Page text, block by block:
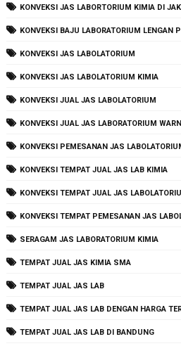
KONVEKSI JAS LABORTORIUM KIMIA DI
KONVEKSI BAJU LABORATORIUM LENGAN
KONVEKSI JAS LABOLATORIUM
KONVEKSI JAS LABOLATORIUM KIMIA
KONVEKSI JUAL JAS LABOLATORIUM
KONVEKSI JUAL JAS LABORATORIUM
KONVEKSI PEMESANAN JAS
KONVEKSI TEMPAT JUAL JAS LAB KIMIA
KONVEKSI TEMPAT JUAL JAS
KONVEKSI TEMPAT PEMESANAN JAS
SERAGAM JAS LABORATORIUM KIMIA
TEMPAT JUAL JAS KIMIA SMA
TEMPAT JUAL JAS LAB
TEMPAT JUAL JAS LAB DENGAN HARGA
TEMPAT JUAL JAS LAB DI BANDUNG